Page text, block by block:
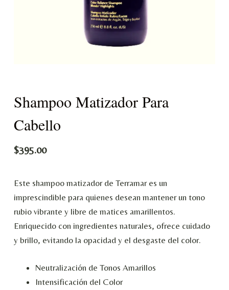
Shampoo Matizador Para
Cabello
$395.00
Este shampoo matizador de Terramar es un
imprescindible para quienes desean mantener un tono
rubio vibrante y libre de matices amarillentos.
Enriquecido con ingredientes naturales, ofrece cuidado
y brillo, evitando la opacidad y el desgaste del color.
Neutralización de Tonos Amarillos
Intensificación del Color